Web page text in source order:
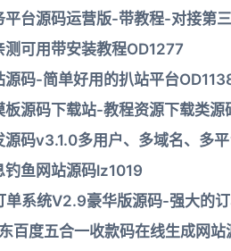
平台源码运营版-带教程-对接第
测可用带安装教程OD1277
源码-简单好用的扒站平台
板源码下载站-教程资源下载类
源码v3.1.0多用户、多域名、多
钓鱼网站源码lz1019
单系统V2.9豪华版源码-强大的
百度五合一收款码在线生成网